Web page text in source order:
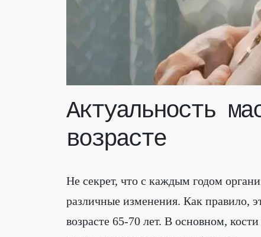
Актуальность
возрасте
Не секрет, что с каждым годом
различные изменения. Как правило,
возрасте 65-70 лет. В основном,